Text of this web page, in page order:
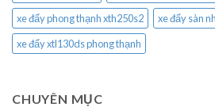
xe đẩy phong thạnh xth250s2
xe đẩy sàn
xe đẩy xtl130ds phong thạnh
CHUYÊN MỤC